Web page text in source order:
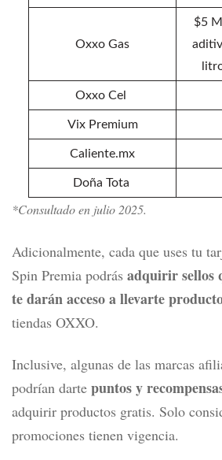
Oxxo Gas
$5
Oxxo Cel
Vix Premium
Caliente.mx
Doña Tota
*Consultado en julio 2025.
Adicionalmente, cada que uses tu
Spin Premia podrás adquirir sellos
te darán acceso a llevarte
tiendas OXXO.
Inclusive, algunas de las marcas
podrían darte puntos y
adquirir productos gratis. Solo
promociones tienen vigencia.